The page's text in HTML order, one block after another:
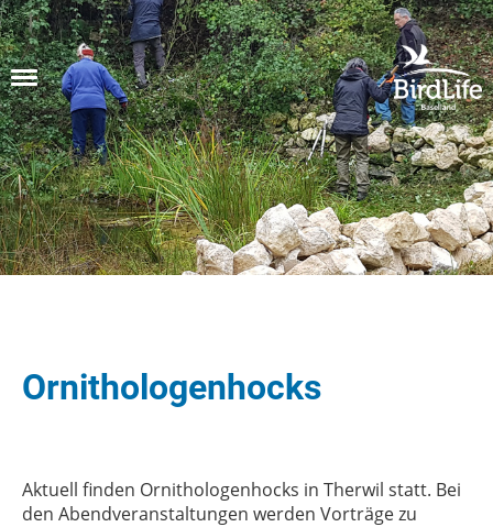
Menü
Ornithologenhocks
Aktuell finden Ornithologenhocks in Therwil statt. Bei
den Abendveranstaltungen werden Vorträge zu